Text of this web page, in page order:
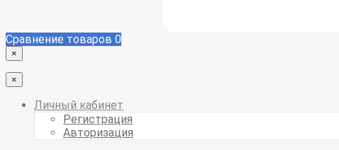
Сравнение товаров 0
×
×
Личный кабинет
Регистрация
Авторизация